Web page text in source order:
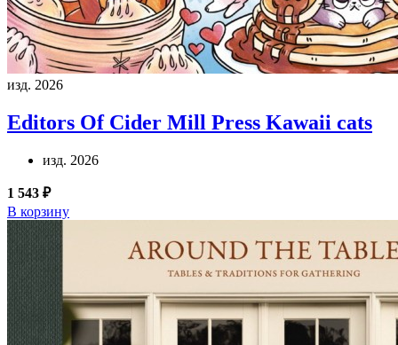
изд. 2026
Editors Of Cider Mill Press Kawaii cats
изд. 2026
1 543 ₽
В корзину